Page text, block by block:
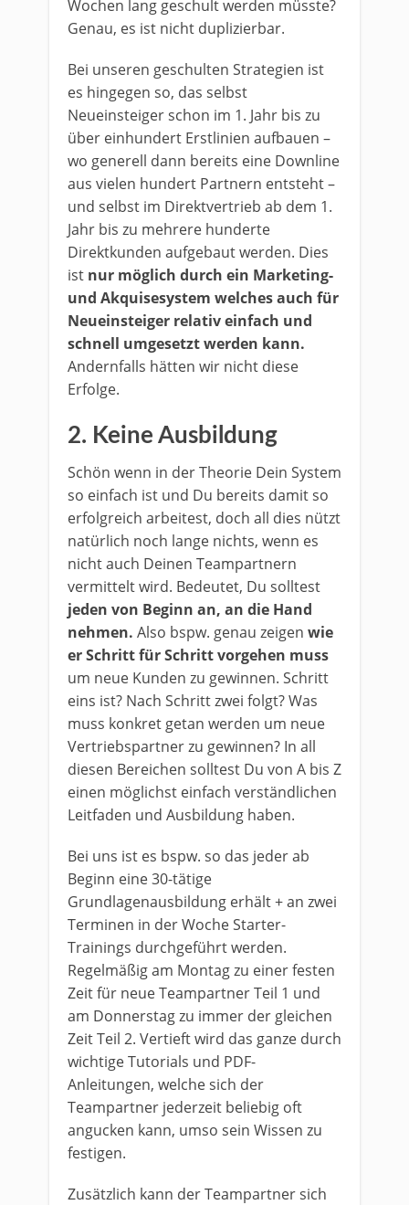
Wochen lang geschult werden müsste?
Genau, es ist nicht duplizierbar.
Bei unseren geschulten Strategien ist
es hingegen so, das selbst
Neueinsteiger schon im 1. Jahr bis zu
über einhundert Erstlinien aufbauen –
wo generell dann bereits eine Downline
aus vielen hundert Partnern entsteht –
und selbst im Direktvertrieb ab dem 1.
Jahr bis zu mehrere hunderte
Direktkunden aufgebaut werden. Dies
ist nur möglich durch ein Marketing-
und Akquisesystem welches auch für
Neueinsteiger relativ einfach und
schnell umgesetzt werden kann.
Andernfalls hätten wir nicht diese
Erfolge.
2. Keine Ausbildung
Schön wenn in der Theorie Dein System
so einfach ist und Du bereits damit so
erfolgreich arbeitest, doch all dies nützt
natürlich noch lange nichts, wenn es
nicht auch Deinen Teampartnern
vermittelt wird. Bedeutet, Du solltest
jeden von Beginn an, an die Hand
nehmen. Also bspw. genau zeigen wie
er Schritt für Schritt vorgehen muss
um neue Kunden zu gewinnen. Schritt
eins ist? Nach Schritt zwei folgt? Was
muss konkret getan werden um neue
Vertriebspartner zu gewinnen? In all
diesen Bereichen solltest Du von A bis Z
einen möglichst einfach verständlichen
Leitfaden und Ausbildung haben.
Bei uns ist es bspw. so das jeder ab
Beginn eine 30-tätige
Grundlagenausbildung erhält + an zwei
Terminen in der Woche Starter-
Trainings durchgeführt werden.
Regelmäßig am Montag zu einer festen
Zeit für neue Teampartner Teil 1 und
am Donnerstag zu immer der gleichen
Zeit Teil 2. Vertieft wird das ganze durch
wichtige Tutorials und PDF-
Anleitungen, welche sich der
Teampartner jederzeit beliebig oft
angucken kann, umso sein Wissen zu
festigen.
Zusätzlich kann der Teampartner sich